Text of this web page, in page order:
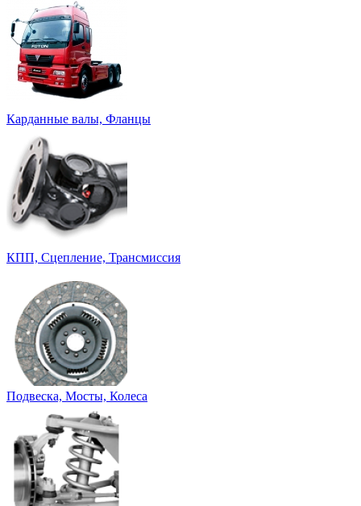
Карданные валы, Фланцы
КПП, Сцепление, Трансмиссия
Подвеска, Мосты, Колеса